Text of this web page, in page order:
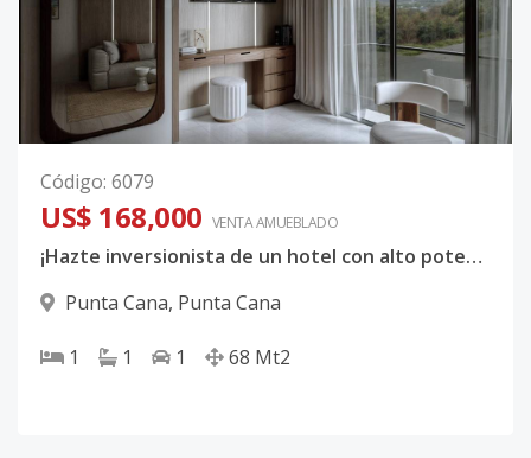
Código: 6079
US$ 168,000 VENTA AMUEBLADO
¡Hazte inversionista de un hotel con alto potencial de retorno! Desarrollo único con gestión hotelera profesional. Un equipo especializado en administración hotelera de lujo
Punta Cana, Punta Cana
1 1 1 68 Mt2